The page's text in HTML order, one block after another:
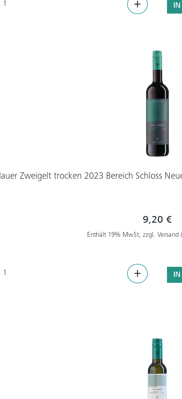
Zweigelt trocken 2023 Bereich Schloss
9,20 €
Enthält 19% MwSt, zzgl. Versand